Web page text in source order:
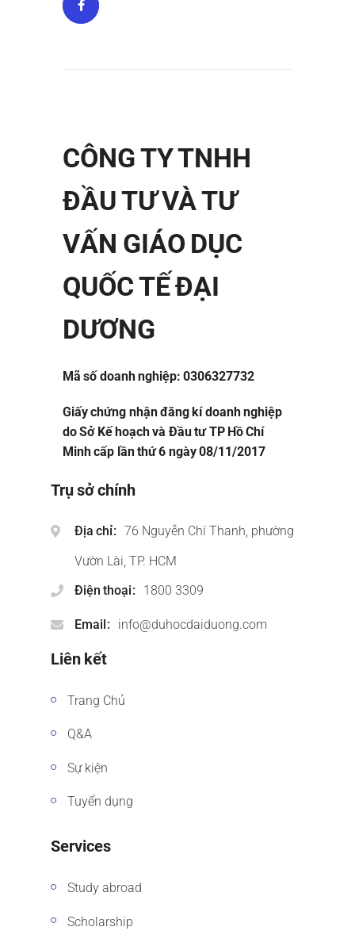
CÔNG TY TNHH
ĐẦU TƯ VÀ TƯ
VẤN GIÁO DỤC
QUỐC TẾ ĐẠI
DƯƠNG
Mã số doanh nghiệp: 0306327732
Giấy chứng nhận đăng kí doanh nghiệp
do Sở Kế hoạch và Đầu tư TP Hồ Chí
Minh cấp lần thứ 6 ngày 08/11/2017
Trụ sở chính
Địa chỉ
76 Nguyễn Chí Thanh, phường
Vườn Lài, TP. HCM
Điện thoại
1800 3309
Email info@duhocdaiduong.com
Liên kết
Trang Chủ
Q&A
Sự kiện
Tuyển dụng
Services
Study abroad
Scholarship